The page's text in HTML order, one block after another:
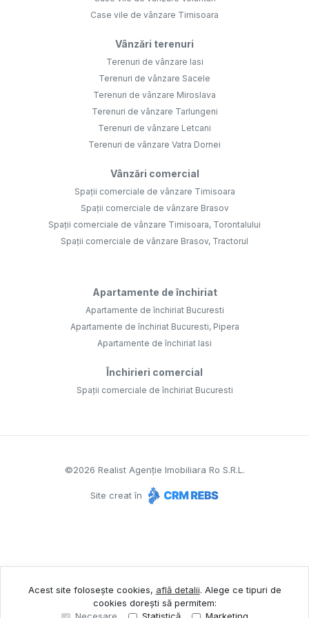
Case vile de vânzare Timisoara
Vânzări terenuri
Terenuri de vânzare Iasi
Terenuri de vânzare Sacele
Terenuri de vânzare Miroslava
Terenuri de vânzare Tarlungeni
Terenuri de vânzare Letcani
Terenuri de vânzare Vatra Dornei
Vânzări comercial
Spații comerciale de vânzare Timisoara
Spații comerciale de vânzare Brasov
Spații comerciale de vânzare Timisoara, Torontalului
Spații comerciale de vânzare Brasov, Tractorul
Apartamente de închiriat
Apartamente de închiriat Bucuresti
Apartamente de închiriat Bucuresti, Pipera
Apartamente de închiriat Iasi
Închirieri comercial
Spații comerciale de închiriat Bucuresti
©2026 Realist Agenție Imobiliara Ro S.R.L.
Site creat în
Acest site folosește cookies, află detalii. Alege ce tipuri de
cookies dorești să permitem: